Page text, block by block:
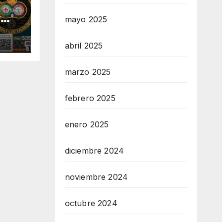
mayo 2025
abril 2025
marzo 2025
febrero 2025
enero 2025
diciembre 2024
noviembre 2024
octubre 2024